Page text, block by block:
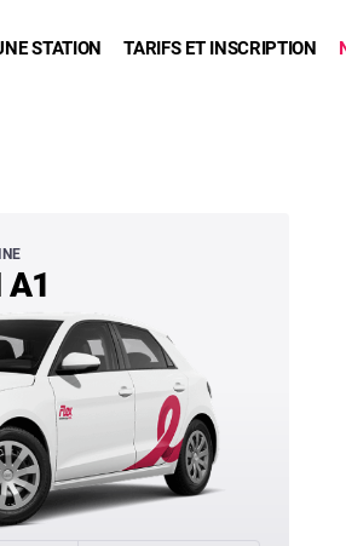
STATION TARIFS ET INSCRIPTION
A1